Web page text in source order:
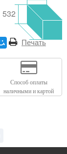
532
Печать
Способ оплаты
наличными и картой